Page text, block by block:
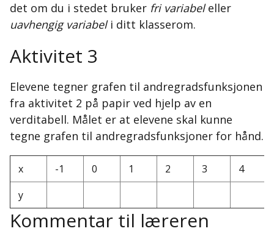
det om du i stedet bruker fri variabeleller
uavhengig variabeli ditt klasserom.
Aktivitet 3
Elevene tegner grafen til andregradsfunksjonen
fra aktivitet 2 på papir ved hjelp av en
verditabell. Målet er at elevene skal kunne
tegne grafen til andregradsfunksjoner for hånd.
x -1 0 1 2 3
4
y
Kommentar til læreren